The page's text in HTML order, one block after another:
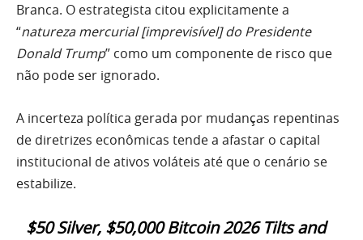
Branca. O estrategista citou explicitamente a
“natureza mercurial [imprevisível] do Presidente
Donald Trump” como um componente de risco que
não pode ser ignorado.
A incerteza política gerada por mudanças repentinas
de diretrizes econômicas tende a afastar o capital
institucional de ativos voláteis até que o cenário se
estabilize.
$50 Silver, $50,000 Bitcoin 2026 Tilts and